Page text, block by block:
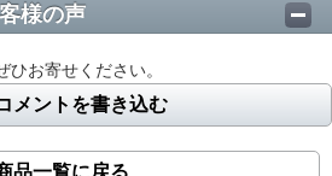
様の声
お寄せください。
メントを書き込む
品一覧に戻る